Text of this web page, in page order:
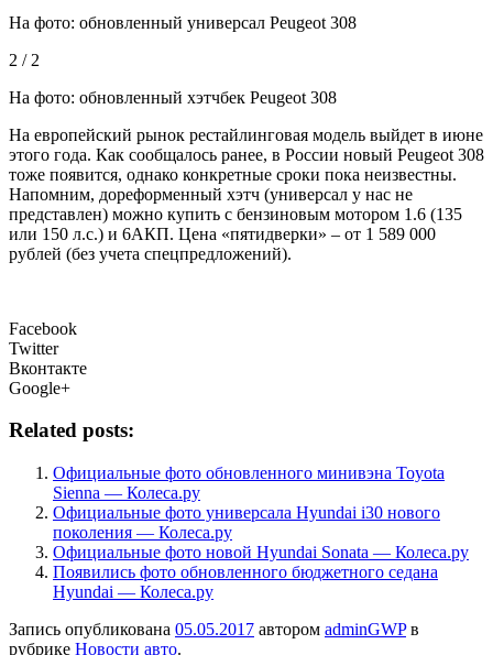
На фото: обновленный универсал Peugeot 308
2 / 2
На фото: обновленный хэтчбек Peugeot 308
На европейский рынок рестайлинговая модель выйдет в июне
этого года. Как сообщалось ранее, в России новый Peugeot 308
тоже появится, однако конкретные сроки пока неизвестны.
Напомним, дореформенный хэтч (универсал у нас не
представлен) можно купить с бензиновым мотором 1.6 (135
или 150 л.с.) и 6АКП. Цена «пятидверки» – от 1 589 000
рублей (без учета спецпредложений).
Facebook
Twitter
Вконтакте
Google+
Related posts:
Официальные фото обновленного минивэна Toyota
Sienna — Колеса.ру
Официальные фото универсала Hyundai i30 нового
поколения — Колеса.ру
Официальные фото новой Hyundai Sonata — Колеса.ру
Появились фото обновленного бюджетного седана
Hyundai — Колеса.ру
Запись опубликована 05.05.2017 автором adminGWPв
рубрике Новости авто.